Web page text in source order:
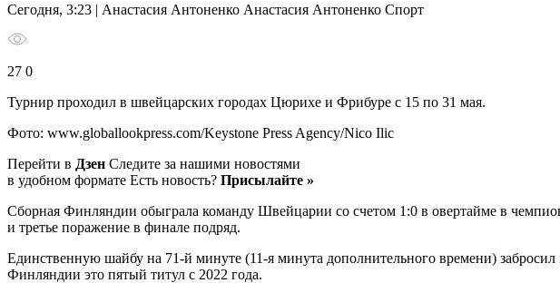
Сегодня, 3:23 | Анастасия Антоненко Анастасия Антоненко Спорт
27 0
Турнир проходил в швейцарских городах Цюрихе и Фрибуре с 15 по 31 мая.
Фото: www.globallookpress.com/Keystone Press Agency/Nico Ilic
Перейти в Дзен Следите за нашими новостями
в удобном формате Есть новость? Присылайте »
Сборная Финляндии обыграла команду Швейцарии со счетом 1:0 в овертайме в
и третье поражение в финале подряд.
Единственную шайбу на 71-й минуте (11-я минута дополнительного времени)
Финляндии это пятый титул с 2022 года.